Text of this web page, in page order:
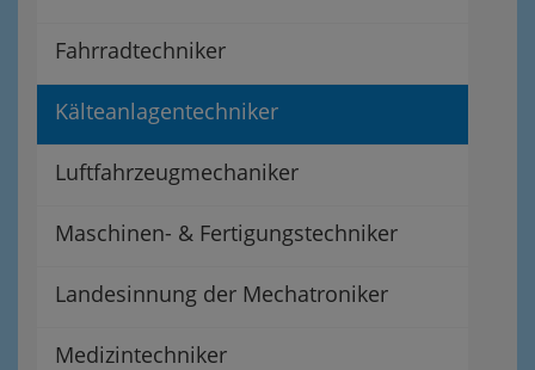
Fahrradtechniker
Kälteanlagentechniker
Luftfahrzeugmechaniker
Maschinen- & Fertigungstechniker
Landesinnung der Mechatroniker
Medizintechniker